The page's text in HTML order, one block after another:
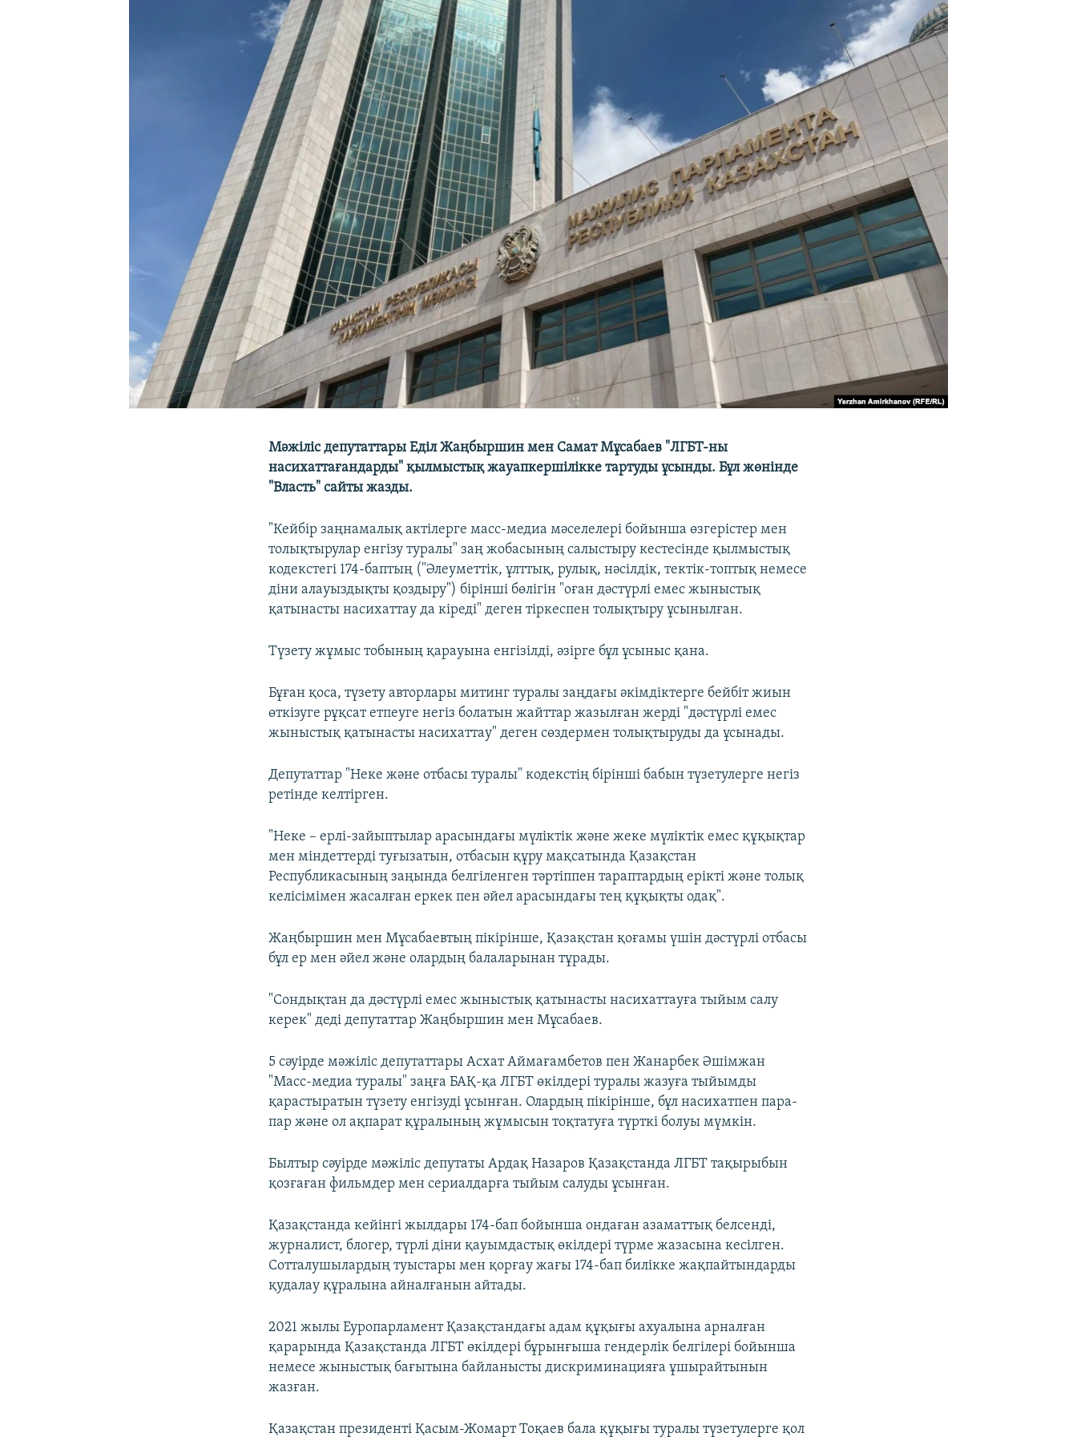
Мәжіліс депутаттары Еділ Жаңбыршин мен Самат Мұсабаев "ЛГБТ-ны
насихаттағандарды" қылмыстық жауапкершілікке тартуды ұсынды. Бұл жөнінде
"Власть" сайты жазды.
"Кейбір заңнамалық актілерге масс-медиа мәселелері бойынша өзгерістер мен
толықтырулар енгізу туралы" заң жобасының салыстыру кестесінде қылмыстық
кодекстегі 174-баптың ("Әлеуметтiк, ұлттық, рулық, нәсiлдiк, тектік-топтық немесе
дiни алауыздықты қоздыру") бірінші бөлігін "оған дәстүрлі емес жыныстық
қатынасты насихаттау да кіреді" деген тіркеспен толықтыру ұсынылған.
Түзету жұмыс тобының қарауына енгізілді, әзірге бұл ұсыныс қана.
Бұған қоса, түзету авторлары митинг туралы заңдағы әкімдіктерге бейбіт жиын
өткізуге рұқсат етпеуге негіз болатын жайттар жазылған жерді "дәстүрлі емес
жыныстық қатынасты насихаттау" деген сөздермен толықтыруды да ұсынады.
Депутаттар "Неке және отбасы туралы" кодекстің бірінші бабын түзетулерге негіз
ретінде келтірген.
"Неке – ерлі-зайыптылар арасындағы мүліктік және жеке мүліктік емес құқықтар
мен міндеттерді туғызатын, отбасын құру мақсатында Қазақстан
Республикасының заңында белгіленген тәртіппен тараптардың ерікті және толық
келісімімен жасалған еркек пен әйел арасындағы тең құқықты одақ".
Жаңбыршин мен Мұсабаевтың пікірінше, Қазақстан қоғамы үшін дәстүрлі отбасы
бұл ер мен әйел және олардың балаларынан тұрады.
"Сондықтан да дәстүрлі емес жыныстық қатынасты насихаттауға тыйым салу
керек" деді депутаттар Жаңбыршин мен Мұсабаев.
5 сәуірде мәжіліс депутаттары Асхат Аймағамбетов пен Жанарбек Әшімжан
"Масс-медиа туралы" заңға БАҚ-қа ЛГБТ өкілдері туралы жазуға тыйымды
қарастыратын түзету енгізуді ұсынған. Олардың пікірінше, бұл насихатпен пара-
пар және ол ақпарат құралының жұмысын тоқтатуға түрткі болуы мүмкін.
Былтыр сәуірде мәжіліс депутаты Ардақ Назаров Қазақстанда ЛГБТ тақырыбын
қозғаған фильмдер мен сериалдарға тыйым салуды ұсынған.
Қазақстанда кейінгі жылдары 174-бап бойынша ондаған азаматтық белсенді,
журналист, блогер, түрлі діни қауымдастық өкілдері түрме жазасына кесілген.
Сотталушылардың туыстары мен қорғау жағы 174-бап билікке жақпайтындарды
қудалау құралына айналғанын айтады.
2021 жылы Еуропарламент Қазақстандағы адам құқығы ахуалына арналған
қарарында Қазақстанда ЛГБТ өкілдері бұрынғыша гендерлік белгілері бойынша
немесе жыныстық бағытына байланысты дискриминацияға ұшырайтынын
жазған.
Қазақстан президенті Қасым-Жомарт Тоқаев бала құқығы туралы түзетулерге қол